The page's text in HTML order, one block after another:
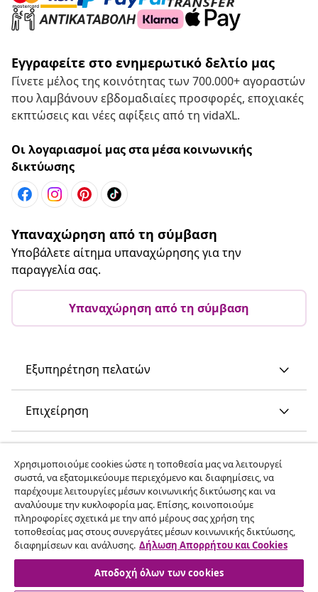
Εγγραφείτε στο ενημερωτικό δελτίο μας
Γίνετε μέλος της κοινότητας των 700.000+ αγοραστών
που λαμβάνουν εβδομαδιαίες προσφορές, εποχιακές
εκπτώσεις και νέες αφίξεις από τη vidaXL.
Οι λογαριασμοί μας στα μέσα κοινωνικής
δικτύωσης
Υπαναχώρηση από τη σύμβαση
Υποβάλετε αίτημα υπαναχώρησης για την
παραγγελία σας.
Υπαναχώρηση από τη σύμβαση
Εξυπηρέτηση πελατών
Επιχείρηση
Ανακαλύψτε περισσότερα
Χρησιμοποιούμε cookies ώστε η τοποθεσία μας να λειτουργεί
σωστά, να εξατομικεύουμε περιεχόμενο και διαφημίσεις, να
παρέχουμε λειτουργίες μέσων κοινωνικής δικτύωσης και να
αναλύουμε την κυκλοφορία μας. Επίσης, κοινοποιούμε
πληροφορίες σχετικά με την από μέρους σας χρήση της
τοποθεσίας μας στους συνεργάτες μέσων κοινωνικής δικτύωσης,
διαφημίσεων και ανάλυσης. Δήλωση Απορρήτου και Cookies
Αποδοχή όλων των cookies